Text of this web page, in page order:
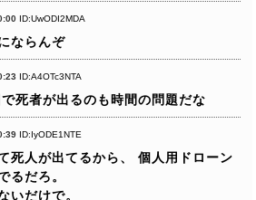
ID:UwODI2MDA
ならんぞ
ID:A4OTc3NTA
死者が出るのも時間の問題だな
ID:IyODE1NTE
死人が出てるから、
個人用ドローン
るだろ。
いだけで。